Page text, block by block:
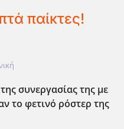
παίκτες!
συνεργασίας της με
το φετινό ρόστερ της